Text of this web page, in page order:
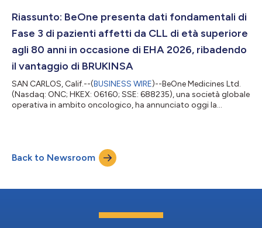
ha dimostrato di dare risposte durature nella leucemia linfatica
Riassunto: BeOne presenta dati fondamentali di
Fase 3 di pazienti affetti da CLL di età superiore
agli 80 anni in occasione di EHA 2026, ribadendo
il vantaggio di BRUKINSA
SAN CARLOS, Calif.--(BUSINESS WIRE)--BeOne Medicines Ltd.
(Nasdaq: ONC; HKEX: 06160; SSE: 688235), una società globale
operativa in ambito oncologico, ha annunciato oggi la
emerso un beneficio duraturo con BRUKINSA dopo quasi 6,5
anni di follow-up, che ribadisce il suo ruolo di inibitore
Back to Newsroom